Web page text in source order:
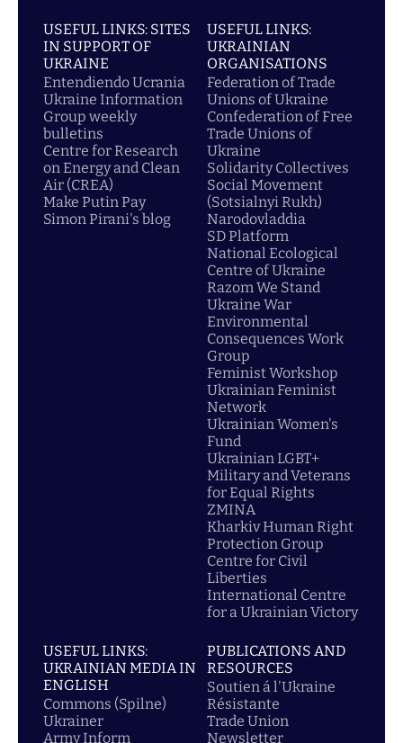
USEFUL LINKS: SITES
IN SUPPORT OF
UKRAINE
Entendiendo Ucrania
Ukraine Information
Group weekly
bulletins
Centre for Research
on Energy and Clean
Air (CREA)
Make Putin Pay
Simon Pirani's blog
USEFUL LINKS:
UKRAINIAN
ORGANISATIONS
Federation of Trade
Unions of Ukraine
Confederation of Free
Trade Unions of
Ukraine
Solidarity Collectives
Social Movement
(Sotsialnyi Rukh)
Narodovladdia
SD Platform
National Ecological
Centre of Ukraine
Razom We Stand
Ukraine War
Environmental
Consequences Work
Group
Feminist Workshop
Ukrainian Feminist
Network
Ukrainian Women's
Fund
Ukrainian LGBT+
Military and Veterans
for Equal Rights
ZMINA
Kharkiv Human Right
Protection Group
Centre for Civil
Liberties
International Centre
for a Ukrainian Victory
USEFUL LINKS:
UKRAINIAN MEDIA IN
ENGLISH
Commons (Spilne)
Ukrainer
Army Inform
PUBLICATIONS AND
RESOURCES
Soutien á l'Ukraine
Résistante
Trade Union
Newsletter